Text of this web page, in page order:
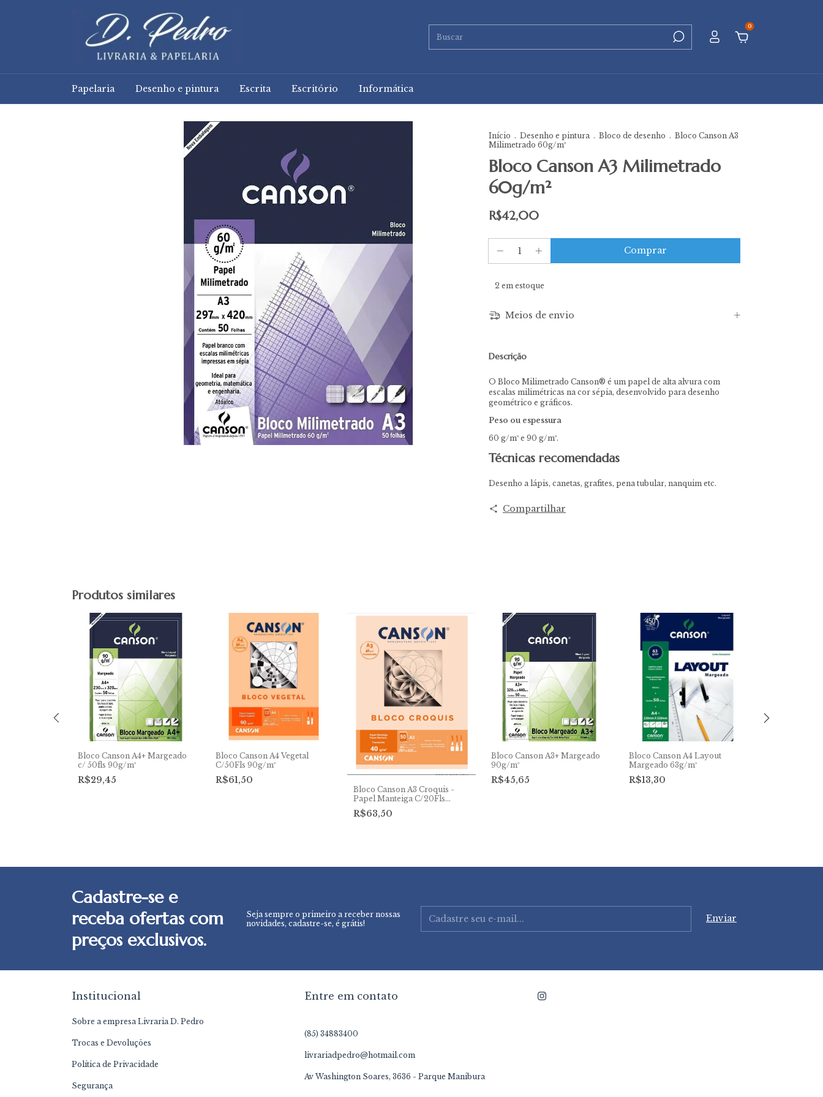
0
Papelaria Desenho e pintura Escrita Escritório Informática
Início . Desenho e pintura . Bloco de desenho . Bloco Canson A3
Milimetrado 60g/m²
Bloco Canson A3 Milimetrado
60g/m²
R$42,00
2 em estoque
Meios de envio
Descrição
O Bloco Milimetrado Canson® é um papel de alta alvura com
escalas milimétricas na cor sépia, desenvolvido para desenho
geométrico e gráficos.
Peso ou espessura
60 g/m² e 90 g/m².
Técnicas recomendadas
Desenho a lápis, canetas, grafites, pena tubular, nanquim etc.
Compartilhar
Produtos similares
Bloco Canson A4+ Margeado
c/ 50fls 90g/m²
R$29,45
Bloco Canson A4 Vegetal
C/50Fls 90g/m²
R$61,50
Bloco Canson A3 Croquis -
Papel Manteiga C/20Fls
40g/m²
R$63,50
Bloco Canson A3+ Margeado
90g/m²
R$45,65
Bloco Canson A4 Layout
Margeado 63g/m²
R$13,30
Cadastre-se e
receba ofertas com
preços exclusivos.
Seja sempre o primeiro a receber nossas
novidades, cadastre-se, é grátis!
Institucional
Sobre a empresa Livraria D. Pedro
Trocas e Devoluções
Política de Privacidade
Segurança
Entre em contato
(85) 34883400
livrariadpedro@hotmail.com
Av Washington Soares, 3636 - Parque Manibura